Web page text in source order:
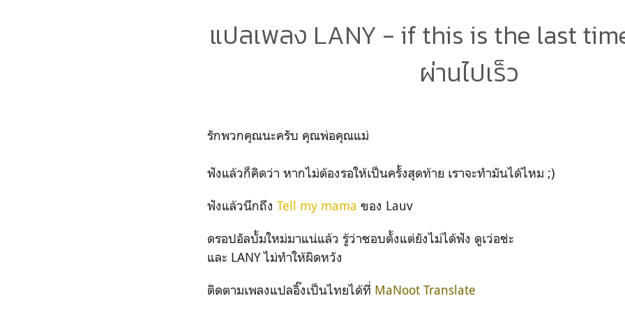
แปลเพลง LANY - if this is the last
ผ่านไปเร็ว
รักพวกคุณนะครับ คุณพ่อคุณแม่
ฟังแล้วก็คิดว่า หากไม่ต้องรอให้เป็นครั้งสุดท้าย เราจะทำมันได้ไหม ;)
ฟังแล้วนึกถึง Tell my mama ของ Lauv
ดรอปอัลบั้มใหม่มาแน่แล้ว รู้ว่าชอบตั้งแต่ยังไม่ได้ฟัง ดูเว่อช่ะ
และ LANY ไม่ทำให้ผิดหวัง
ติดตามเพลงแปลอิ๊งเป็นไทยได้ที่ MaNoot Translate